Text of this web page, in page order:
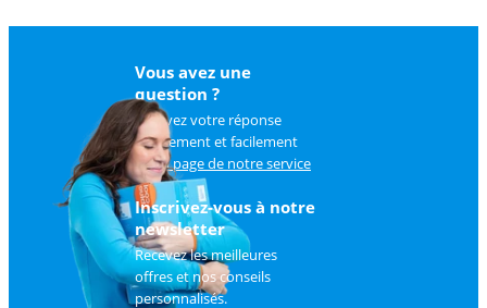
Vous avez une
question ?
Trouvez votre réponse
rapidement et facilement
surla page de notre service
client.
Inscrivez-vous à notre
newsletter
Recevez les meilleures
offres et nos conseils
personnalisés.